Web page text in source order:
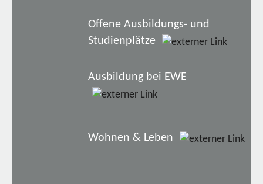
Offene Ausbildungs- und
Studienplätze
Ausbildung bei EWE
Wohnen & Leben